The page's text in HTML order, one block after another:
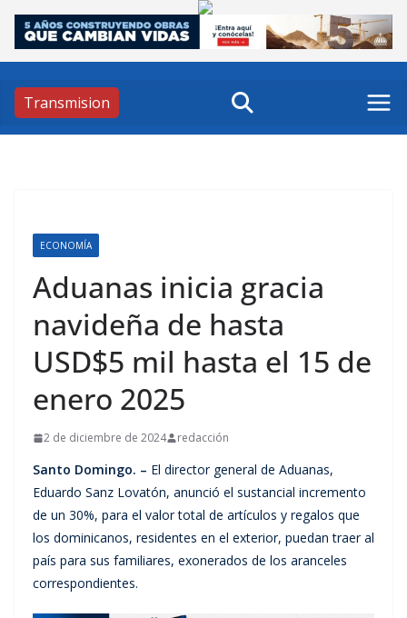
Skip
content
Transmision
ECONOMÍA
Aduanas inicia gracia
navideña de hasta
USD$5 mil hasta el 15 de
enero 2025
2 de diciembre de 2024 redacción
Santo Domingo. – El director general de Aduanas,
Eduardo Sanz Lovatón, anunció el sustancial incremento
de un 30%, para el valor total de artículos y regalos que
los dominicanos, residentes en el exterior, puedan traer al
país para sus familiares, exonerados de los aranceles
correspondientes.